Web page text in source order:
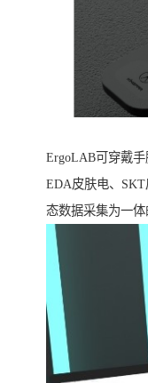
ErgoLAB可穿戴手
EDA皮肤电、
态数据采集为一体